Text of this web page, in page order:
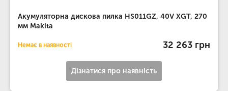
Акумуляторна дискова пилка HS011GZ, 40V XGT, 270
мм Makita
Немає в наявності 32 263 грн
Дізнатися про наявність